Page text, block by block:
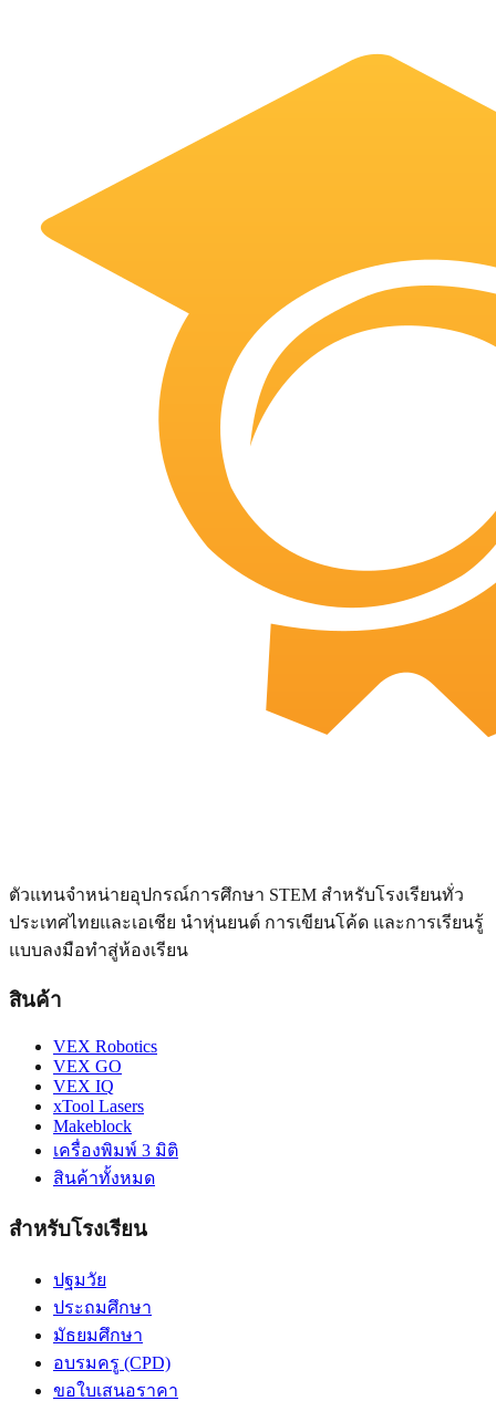
ตัวแทนจำหน่ายอุปกรณ์การศึกษา STEM สำหรับโรงเรียนทั่ว
ประเทศไทยและเอเชีย นำหุ่นยนต์ การเขียนโค้ด และการเรียนรู้
แบบลงมือทำสู่ห้องเรียน
สินค้า
VEX Robotics
VEX GO
VEX IQ
xTool Lasers
Makeblock
เครื่องพิมพ์ 3 มิติ
สินค้าทั้งหมด
สำหรับโรงเรียน
ปฐมวัย
ประถมศึกษา
มัธยมศึกษา
อบรมครู (CPD)
ขอใบเสนอราคา